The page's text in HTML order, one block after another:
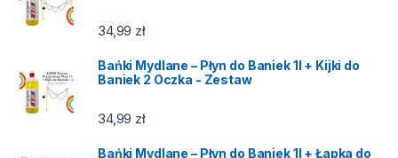
34,99 zł
Bańki Mydlane – Płyn do Baniek 1l + Kijki do
Baniek 2 Oczka - Zestaw
34,99 zł
Bańki Mydlane – Płyn do Baniek 1l + Łapka do